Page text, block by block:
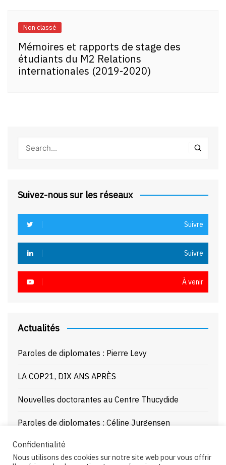
Non classé
Mémoires et rapports de stage des
étudiants du M2 Relations
internationales (2019-2020)
Suivez-nous sur les réseaux
Suivre
Suivre
À venir
Actualités
Paroles de diplomates : Pierre Levy
LA COP21, DIX ANS APRÈS
Nouvelles doctorantes au Centre Thucydide
Paroles de diplomates : Céline Jurgensen
Journée d’étude : La Mer Noire enjeux stratégiques
et juridiques – 21/10/25
Confidentialité
Nous utilisons des cookies sur notre site web pour vous offrir